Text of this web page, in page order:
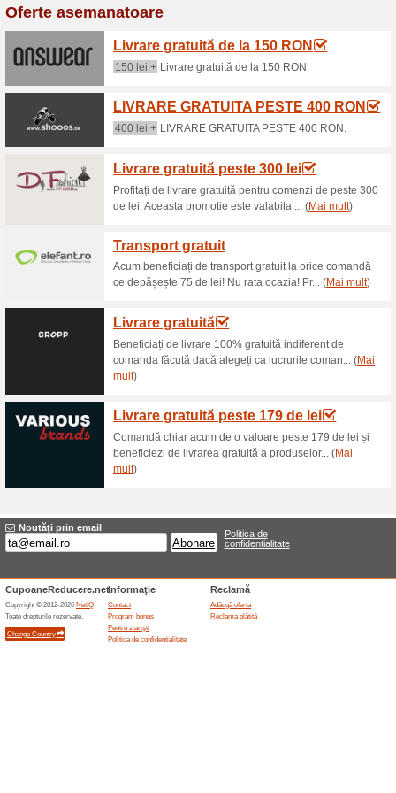
Reduceri şi ocazii
Livrare gratuita
59% a funcţionat Oferte-
Costul de livrare este: -
(TVA inclus). - 15 RON
30 zile de retur
51% a funcţionat Oferte-
Desi termenul legal de retur
produsele se pot returna in
fara penalitati si fara
produsele purtate sau care